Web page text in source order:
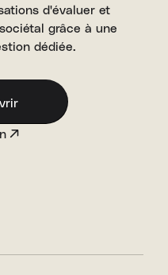
d'évaluer et
grâce à une
dédiée.